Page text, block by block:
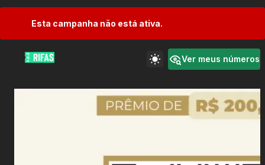
Esta campanha não está ativa.
Ver meus números